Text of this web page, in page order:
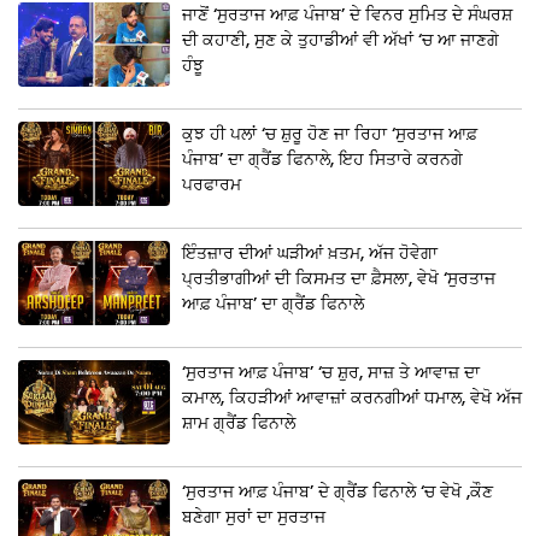
ਜਾਣੋਂ ‘ਸੁਰਤਾਜ ਆਫ਼ ਪੰਜਾਬ’ ਦੇ ਵਿਨਰ ਸੁਮਿਤ ਦੇ ਸੰਘਰਸ਼
ਦੀ ਕਹਾਣੀ, ਸੁਣ ਕੇ ਤੁਹਾਡੀਆਂ ਵੀ ਅੱਖਾਂ ‘ਚ ਆ ਜਾਣਗੇ
ਹੰਝੂ
ਕੁਝ ਹੀ ਪਲਾਂ ‘ਚ ਸ਼ੁਰੂ ਹੋਣ ਜਾ ਰਿਹਾ ‘ਸੁਰਤਾਜ ਆਫ਼
ਪੰਜਾਬ’ ਦਾ ਗ੍ਰੈਂਡ ਫਿਨਾਲੇ, ਇਹ ਸਿਤਾਰੇ ਕਰਨਗੇ
ਪਰਫਾਰਮ
ਇੰਤਜ਼ਾਰ ਦੀਆਂ ਘੜੀਆਂ ਖ਼ਤਮ, ਅੱਜ ਹੋਵੇਗਾ
ਪ੍ਰਤੀਭਾਗੀਆਂ ਦੀ ਕਿਸਮਤ ਦਾ ਫ਼ੈਸਲਾ, ਵੇਖੋ ‘ਸੁਰਤਾਜ
ਆਫ਼ ਪੰਜਾਬ’ ਦਾ ਗ੍ਰੈਂਡ ਫਿਨਾਲੇ
‘ਸੁਰਤਾਜ ਆਫ਼ ਪੰਜਾਬ’ ‘ਚ ਸ਼ੁਰ, ਸਾਜ਼ ਤੇ ਆਵਾਜ਼ ਦਾ
ਕਮਾਲ, ਕਿਹੜੀਆਂ ਆਵਾਜ਼ਾਂ ਕਰਨਗੀਆਂ ਧਮਾਲ, ਵੇਖੋ ਅੱਜ
ਸ਼ਾਮ ਗ੍ਰੈਂਡ ਫਿਨਾਲੇ
‘ਸੁਰਤਾਜ ਆਫ਼ ਪੰਜਾਬ’ ਦੇ ਗ੍ਰੈਂਡ ਫਿਨਾਲੇ ‘ਚ ਵੇਖੋ ,ਕੌਣ
ਬਣੇਗਾ ਸੁਰਾਂ ਦਾ ਸੁਰਤਾਜ